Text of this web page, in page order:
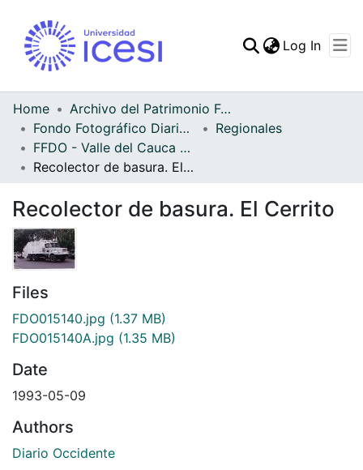
Statistics
Log In
Home
Archivo del Patrimonio Fotográfico y Fílmico del Valle del Cauca
Fondo Fotográfico Diario Occidente
Regionales
FFDO - Valle del Cauca - Patrimonial
Recolector de basura. El Cerrito
Recolector de basura. El Cerrito
Files
FDO015140.jpg (1.37 MB)
FDO015140A.jpg (1.35 MB)
Date
1993-05-09
Authors
Diario Occidente